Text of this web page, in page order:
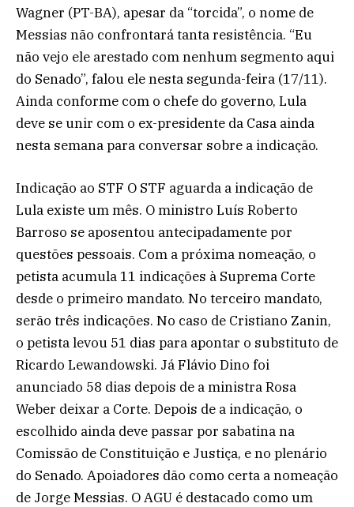
Wagner (PT-BA), apesar da “torcida”, o nome de
Messias não confrontará tanta resistência. “Eu
não vejo ele arestado com nenhum segmento aqui
do Senado”, falou ele nesta segunda-feira (17/11).
Ainda conforme com o chefe do governo, Lula
deve se unir com o ex-presidente da Casa ainda
nesta semana para conversar sobre a indicação.
Indicação ao STF O STF aguarda a indicação de
Lula existe um mês. O ministro Luís Roberto
Barroso se aposentou antecipadamente por
questões pessoais. Com a próxima nomeação, o
petista acumula 11 indicações à Suprema Corte
desde o primeiro mandato. No terceiro mandato,
serão três indicações. No caso de Cristiano Zanin,
o petista levou 51 dias para apontar o substituto de
Ricardo Lewandowski. Já Flávio Dino foi
anunciado 58 dias depois de a ministra Rosa
Weber deixar a Corte. Depois de a indicação, o
escolhido ainda deve passar por sabatina na
Comissão de Constituição e Justiça, e no plenário
do Senado. Apoiadores dão como certa a nomeação
de Jorge Messias. O AGU é destacado como um